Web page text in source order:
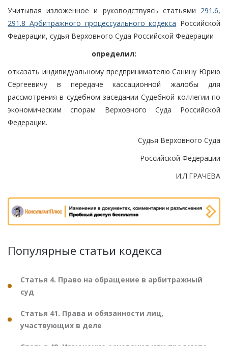
Учитывая изложенное и руководствуясь статьями 291.6,
291.8 Арбитражного процессуального кодекса Российской
Федерации, судья Верховного Суда Российской Федерации
определил:
отказать индивидуальному предпринимателю Санину Юрию
Сергеевичу в передаче кассационной жалобы для
рассмотрения в судебном заседании Судебной коллегии по
экономическим спорам Верховного Суда Российской
Федерации.
Судья Верховного Суда
Российской Федерации
И.Л.ГРАЧЕВА
Популярные статьи кодекса
Статья 4. Право на обращение в арбитражный
суд
Статья 41. Права и обязанности лиц,
участвующих в деле